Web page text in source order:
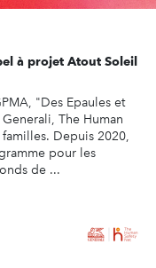
à projet Atout Soleil
"Des Epaules et
The Human
Depuis 2020,
pour les
de ...